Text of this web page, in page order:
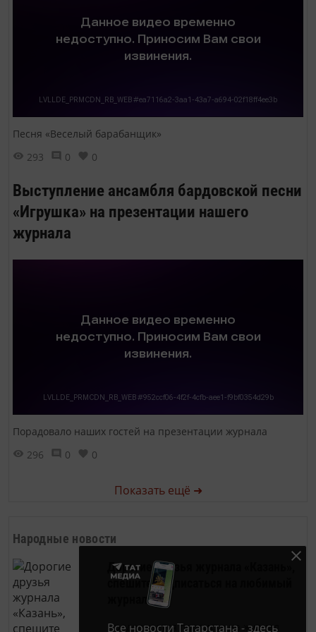
Песня «Веселый барабанщик»
293
0 0
Выступление ансамбля бардовской песни
«Игрушка» на презентации нашего
журнала
Порадовало наших гостей на презентации журнала
296
0 0
Показать ещё ➜
Народные новости
Дорогие друзья журнала «Казань»,
спешите подписаться на любимый
журнал!
Продолжается подписка на журнал
Все новости Татарстана - здесь